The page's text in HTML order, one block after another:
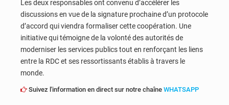
Les deux responsables ont convenu d’accélérer les
discussions en vue de la signature prochaine d’un protocole
d’accord qui viendra formaliser cette coopération. Une
initiative qui témoigne de la volonté des autorités de
moderniser les services publics tout en renforçant les liens
entre la RDC et ses ressortissants établis à travers le
monde.
Suivez l'information en direct sur notre chaîne WHATSAPP